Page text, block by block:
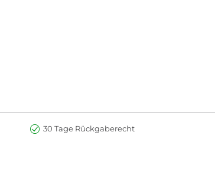
30 Tage Rückgaberecht